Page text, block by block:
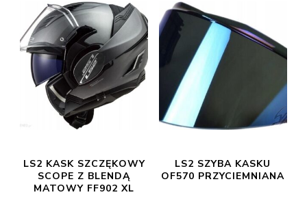
LS2 KASK SZCZĘKOWY
SCOPE Z BLENDĄ
MATOWY FF902 XL
LS2 SZYBA KASKU
OF570 PRZYCIEMNIANA